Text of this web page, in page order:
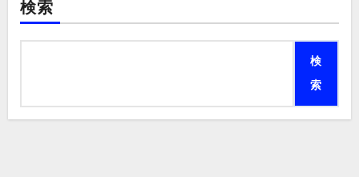
検索
検
索